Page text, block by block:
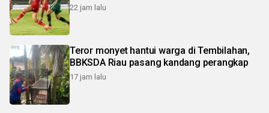
22 jam lalu
Teror monyet hantui warga di Tembilahan,
BBKSDA Riau pasang kandang perangkap
17 jam lalu